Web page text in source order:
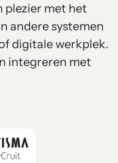
met het
andere systemen
digitale werkplek.
integreren met